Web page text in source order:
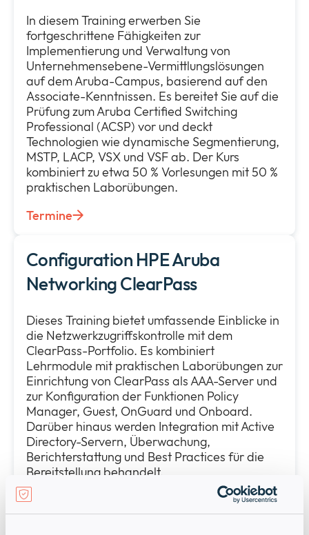
In diesem Training erwerben Sie
fortgeschrittene Fähigkeiten zur
Implementierung und Verwaltung von
Unternehmensebene-Vermittlungslösungen
auf dem Aruba-Campus, basierend auf den
Associate-Kenntnissen. Es bereitet Sie auf die
Prüfung zum Aruba Certified Switching
Professional (ACSP) vor und deckt
Technologien wie dynamische Segmentierung,
MSTP, LACP, VSX und VSF ab. Der Kurs
kombiniert zu etwa 50 % Vorlesungen mit 50 %
praktischen Laborübungen.
Termine
Configuration HPE Aruba
Networking ClearPass
Dieses Training bietet umfassende Einblicke in
die Netzwerkzugriffskontrolle mit dem
ClearPass-Portfolio. Es kombiniert
Lehrmodule mit praktischen Laborübungen zur
Einrichtung von ClearPass als AAA-Server und
zur Konfiguration der Funktionen Policy
Manager, Guest, OnGuard und Onboard.
Darüber hinaus werden Integration mit Active
Directory-Servern, Überwachung,
Berichterstattung und Best Practices für die
Bereitstellung behandelt.
Termine